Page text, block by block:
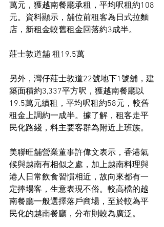
萬元，獲越南餐廳承租，平均呎租約108
元。資料顯示，舖位前租客為日式拉麵
店，新租金較舊租金回落約3成半。
莊士敦道舖 租19.5萬
另外，灣仔莊士敦道22號地下1號舖，建
築面積約3,337平方呎，獲越南餐廳以
19.5萬元續租，平均呎租約58元，較舊
租金上調約一成半。據了解，租客走平
民化路綫，料主要客群為附近上班族。
美聯旺舖營業董事許偉文表示，香港氣
候與越南有相似之處，加上越南料理與
港人日常飲食習慣相近，故向來都有一
定捧場客，生意表現不俗。較高檔的越
南餐廳一般選擇落戶商場，至於較為平
民化的越南餐廳，分布則較為廣泛。